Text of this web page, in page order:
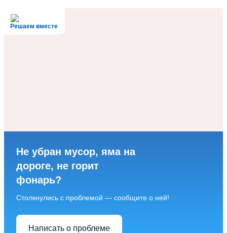
Решаем вместе
Не убран мусор, яма на
дороге, не горит
фонарь?
Столкнулись с проблемой — сообщите о ней!
Написать о проблеме